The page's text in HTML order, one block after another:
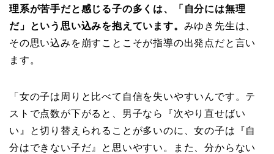
理系が苦手だと感じる子の多くは、「自分には無理
だ」という思い込みを抱えています。 みゆき先生は、
その思い込みを崩すことこそが指導の出発点だと言い
ます。
「女の子は周りと比べて自信を失いやすいんです。テ
ストで点数が下がると、男子なら『次やり直せばい
い』と切り替えられることが多いのに、女の子は『自
分はできない子だ』と思いやすい。また、分からない